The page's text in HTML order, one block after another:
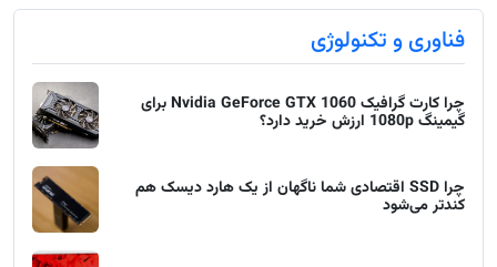
فناوری و تکنولوژی
چرا کارت گرافیک Nvidia GeForce GTX 1060 برای
گیمینگ 1080p ارزش خرید دارد؟
چرا SSD اقتصادی شما ناگهان از یک هارد دیسک هم
کندتر می‌شود